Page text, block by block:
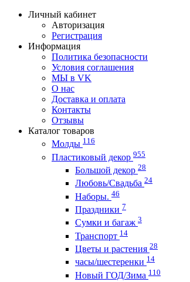
Личный кабинет
Авторизация
Регистрация
Информация
Политика безопасности
Условия соглашения
МЫ в VK
О нас
Доставка и оплата
Контакты
Отзывы
Каталог товаров
Молды 116
Пластиковый декор 955
Большой декор 28
Любовь/Cвадьба 24
Наборы. 46
Праздники 7
Сумки и багаж 3
Транспорт 14
Цветы и растения 28
часы/шестеренки 14
Новый ГОД/Зима 110